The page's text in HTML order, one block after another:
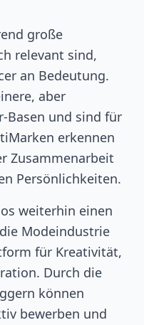
große
relevant sind,
an Bedeutung.
aber
Basen und sind für
erkennen
Zusammenarbeit
Persönlichkeiten.
weiterhin einen
Modeindustrie
für Kreativität,
Durch die
können
bewerben und